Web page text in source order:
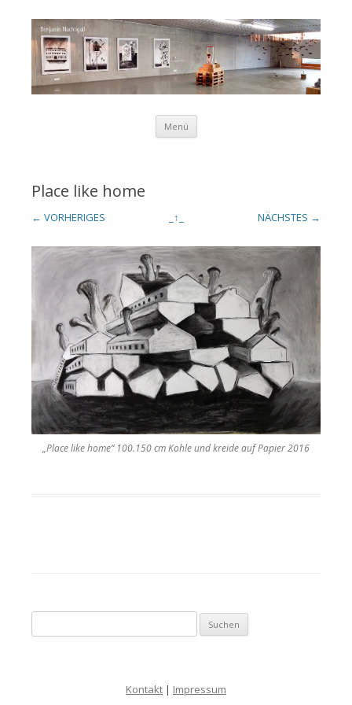
Benjamin
Nachtigall
Menü Zum Inhalt springen
Place like home
← VORHERIGES NÄCHSTES →
_↑_
„Place like home“ 100.150 cm Kohle und kreide auf Papier 2016
Kontakt | Impressum